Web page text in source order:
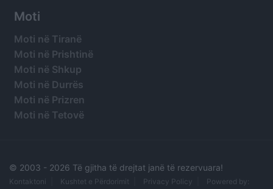
Moti
Moti në Tiranë
Moti në Prishtinë
Moti në Shkup
Moti në Durrës
Moti në Prizren
Moti në Tetovë
© 2003 - 2026 Të gjitha të drejtat janë të rezervuara!
Kontaktoni Kushtet e Përdorimit Privacy Policy Powered by: